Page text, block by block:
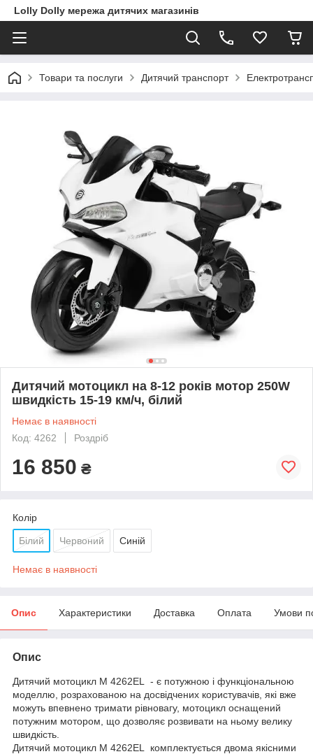
Lolly Dolly мережа дитячих магазинів
Товари та послуги Дитячий транспорт
Дитячий мотоцикл на 8-12 років мотор 250W
швидкість 15-19 км/ч, білий
Немає в наявності
Код: 4262
Роздріб
16 850 ₴
Колір
Білий Червоний Синій
Немає в наявності
Опис Характеристики Доставка Оплата Умови
Опис
Дитячий мотоцикл M 4262EL - є потужною і функціональною
моделлю, розрахованою на досвідчених користувачів, які вже
можуть впевнено тримати рівновагу, мотоцикл оснащений
потужним мотором, що дозволяє розвивати на ньому велику
швидкість.
Дитячий мотоцикл M 4262EL комплектується двома якісними